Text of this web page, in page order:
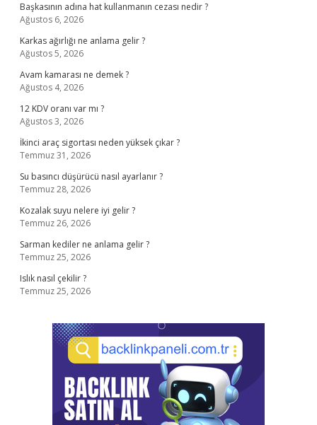
Başkasının adına hat kullanmanın cezası nedir ?
Ağustos 6, 2026
Karkas ağırlığı ne anlama gelir ?
Ağustos 5, 2026
Avam kamarası ne demek ?
Ağustos 4, 2026
12 KDV oranı var mı ?
Ağustos 3, 2026
İkinci araç sigortası neden yüksek çıkar ?
Temmuz 31, 2026
Su basıncı düşürücü nasıl ayarlanır ?
Temmuz 28, 2026
Kozalak suyu nelere iyi gelir ?
Temmuz 26, 2026
Sarman kediler ne anlama gelir ?
Temmuz 25, 2026
Islık nasıl çekilir ?
Temmuz 25, 2026